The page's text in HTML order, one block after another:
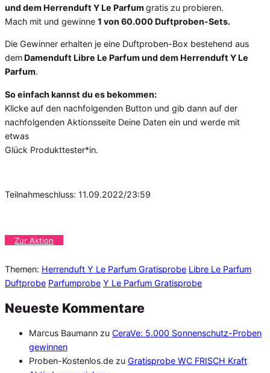
und dem Herrenduft Y Le Parfumgratis zu probieren.
Mach mit und gewinne 1 von 60.000 Duftproben-Sets.
Die Gewinner erhalten je eine Duftproben-Box bestehend aus
demDamenduft Libre Le Parfum und dem Herrenduft Y Le
Parfum.
So einfach kannst du es bekommen:
Klicke auf den nachfolgenden Button und gib dann auf der
nachfolgenden Aktionsseite Deine Daten ein und werde mit
etwas
Glück Produkttester*in.
Teilnahmeschluss: 11.09.2022/23:59
Zur Aktion
Themen: Herrenduft Y Le Parfum Gratisprobe Libre Le Parfum
Duftprobe Parfumprobe Y Le Parfum Gratisprobe
Neueste Kommentare
Marcus Baumann zu CeraVe: 5.000 Sonnenschutz-Proben
gewinnen
Proben-Kostenlos.de zu Gratisprobe WC FRISCH Kraft